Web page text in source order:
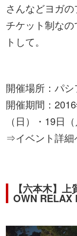
さんなどヨガ
チケット制な
トして。
開催場所：パ
開催期間：
（日）・19日（
⇒イベント詳
【六本木】
OWN RELAX